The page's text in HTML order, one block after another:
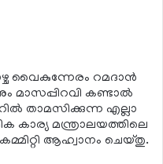
വൈകുന്നേരം റമദാന്‍
മാസപ്പിറവി കണ്ടാല്‍
താമസിക്കുന്ന എല്ലാ
കാര്യ മന്ത്രാലയത്തിലെ
കമ്മിറ്റി ആഹ്വാനം ചെയ്തു.